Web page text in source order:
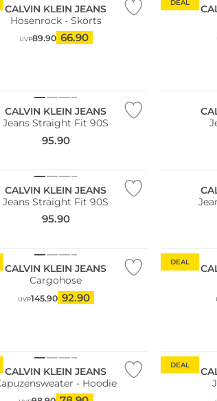
CALVIN KLEIN JEANS
Hosenrock - Skorts
UVP89.90 66.90
DEAL
CALVIN KLEIN JEANS
Jeans Straight Fit 90S
95.90
CALVIN KLEIN JEANS
Jeans Straight Fit 90S
95.90
CALVIN KLEIN JEANS
Cargohose
UVP145.90 92.90
DEAL
CALVIN KLEIN JEANS
- Hoodie
DEAL